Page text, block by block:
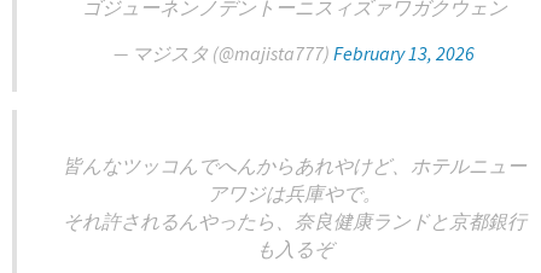
ゴジューネンノデントーニスィズァワガクウェン
— マジスタ (@majista777) February 13, 2026
皆んなツッコんでへんからあれやけど、ホテルニュー
アワジは兵庫やで。
それ許されるんやったら、奈良健康ランドと京都銀行
も入るぞ